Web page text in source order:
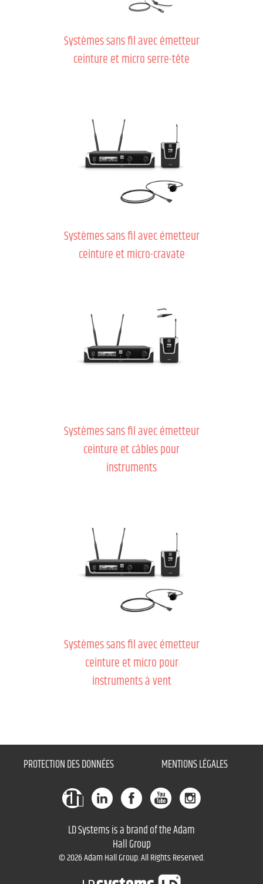
Systèmes sans fil avec émetteur
ceinture et micro serre-tête
Systèmes sans fil avec émetteur
ceinture et micro-cravate
Systèmes sans fil avec émetteur
ceinture et câbles pour
instruments
Systèmes sans fil avec émetteur
ceinture et micro pour
instruments à vent
PROTECTION DES DONNÉES MENTIONS LÉGALES
LD Systems is a brand of the Adam
Hall Group
© 2026 Adam Hall Group. All Rights Reserved.